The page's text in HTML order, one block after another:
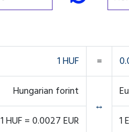
1 HUF =
Hungarian forint
↔
1 HUF = 0.0027 EUR
1